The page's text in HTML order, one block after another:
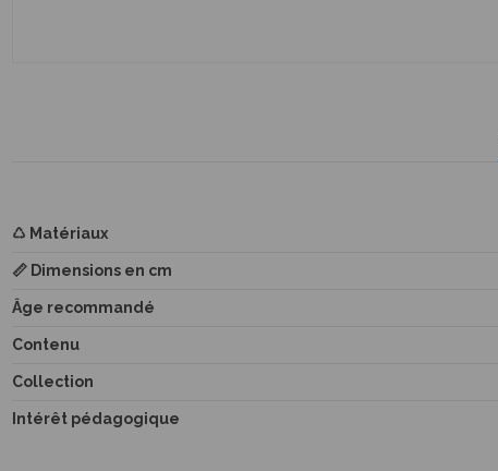
♺ Matériaux
📏 Dimensions en cm
Âge recommandé
Contenu
Collection
Intérêt pédagogique